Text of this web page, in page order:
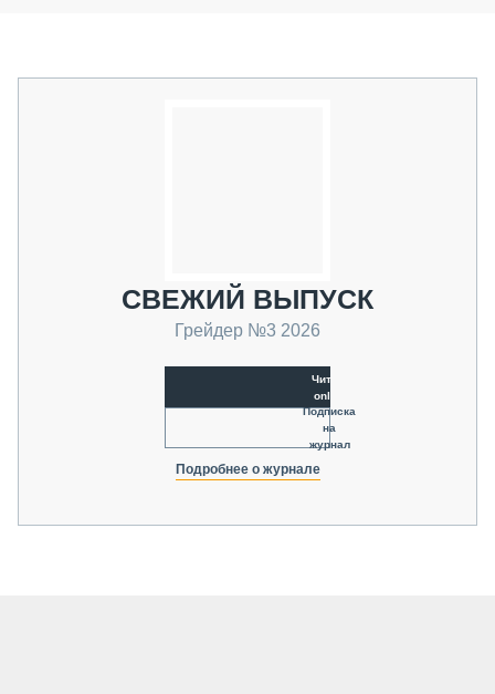
СВЕЖИЙ ВЫПУСК
Грейдер №3 2026
Читать
online
Подписка
на
журнал
Подробнее о журнале